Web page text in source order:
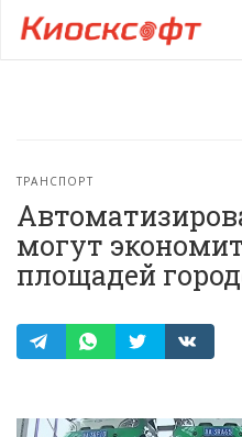
ТРАНСПОРТ
могут
площадей